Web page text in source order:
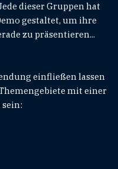
dieser Gruppen hat
gestaltet, um ihre
zu präsentieren...
einfließen lassen
mit einer
sein: